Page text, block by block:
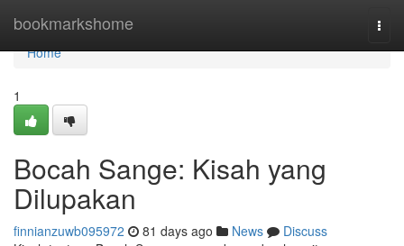
bookmarkshome
Home
Home
1
Bocah Sange: Kisah yang
Dilupakan
finnianzuwb095972 81 days ago News
Discuss